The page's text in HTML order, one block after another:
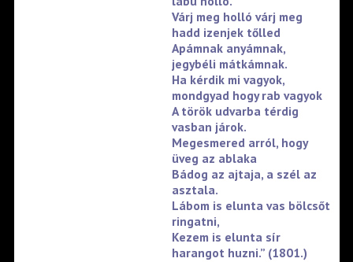
Várj meg holló várj meg
hadd izenjek tőlled
Apámnak anyámnak,
jegybéli mátkámnak.
Ha kérdik mi vagyok,
mondgyad hogy rab vagyok
A török udvarba térdig
vasban járok.
Megesmered arról, hogy
üveg az ablaka
Bádog az ajtaja, a szél az
asztala.
Lábom is elunta vas bölcsőt
ringatni,
Kezem is elunta sír
harangot huzni.” (1801.)